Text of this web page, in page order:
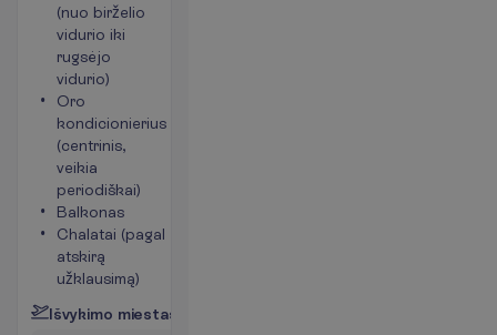
(nuo birželio
vidurio iki
rugsėjo
vidurio)
Oro
kondicionierius
(centrinis,
veikia
periodiškai)
Balkonas
Chalatai (pagal
atskirą
užklausimą)
Išvykimo miestas